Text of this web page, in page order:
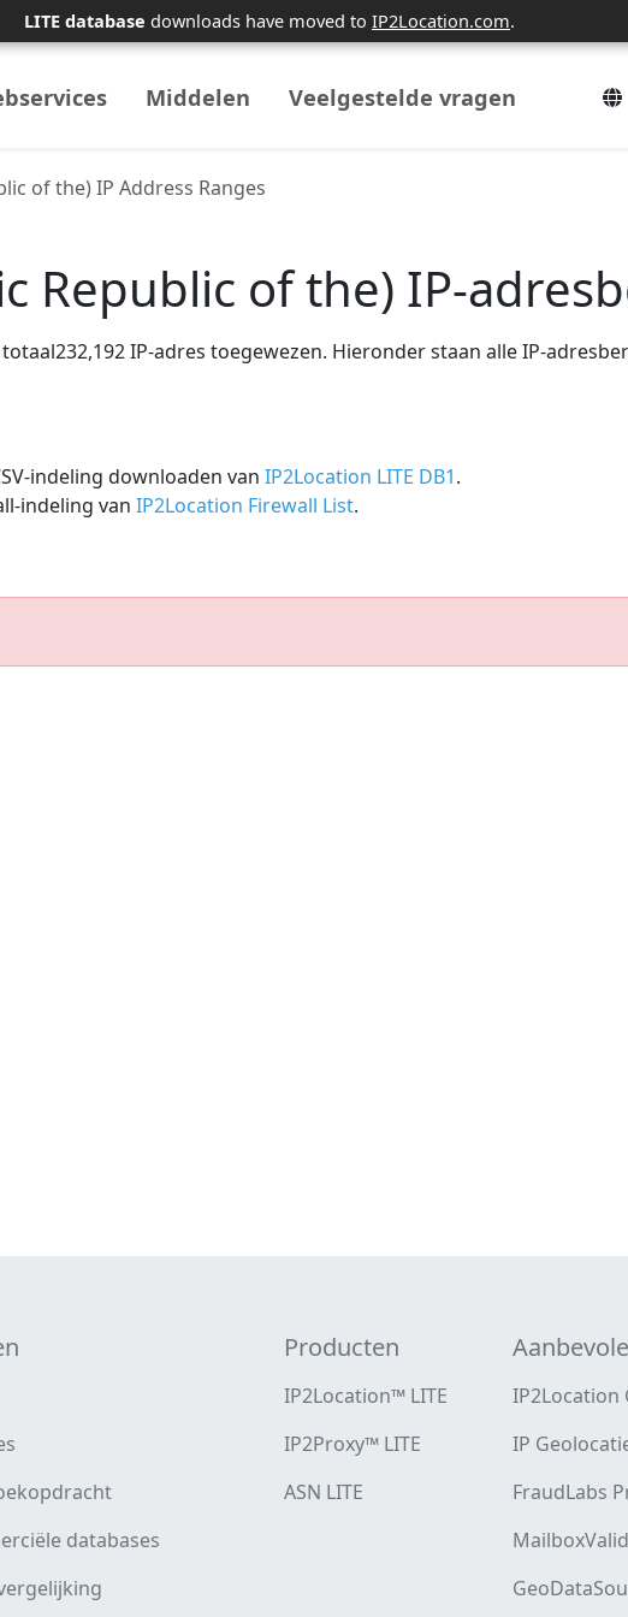
LITE database downloads have moved to IP2Location.com.
Middelen Veelgestelde vragen
of the) IP Address Ranges
Republic of the) IP-
IP-adres toegewezen. Hieronder staan ​​alle IP-
indeling downloaden van IP2Location LITE DB1.
indeling van IP2Location Firewall List.
databases
Producten
IP2Location™ LITE
IP2Proxy™ LITE
ASN LITE
IP2Location
IP
FraudLabs